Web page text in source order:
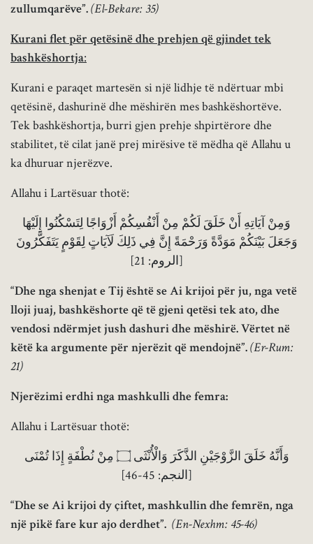
zullumqarëve”.(El-Bekare: 35)
Kurani flet për qetësinë dhe prehjen që gjindet tek
bashkëshortja:
Kurani e paraqet martesën si një lidhje të ndërtuar mbi
qetësinë, dashurinë dhe mëshirën mes bashkëshortëve.
Tek bashkëshortja, burri gjen prehje shpirtërore dhe
stabilitet, të cilat janë prej mirësive të mëdha që Allahu u
ka dhuruar njerëzve.
Allahu i Lartësuar thotë:
وَمِنْ آيَاتِهِ أَنْ خَلَقَ لَكُمْ مِنْ أَنْفُسِكُمْ أَزْوَاجًا لِتَسْكُنُوا إِلَيْهَا
وَجَعَلَ بَيْنَكُمْ مَوَدَّةً وَرَحْمَةً إِنَّ فِي ذَلِكَ لَآيَاتٍ لِقَوْمٍ يَتَفَكَّرُونَ
[الروم: 21]
“Dhe nga shenjat e Tij është se Ai krijoi për ju, nga vetë
lloji juaj, bashkëshorte që të gjeni qetësi tek ato, dhe
vendosi ndërmjet jush dashuri dhe mëshirë. Vërtet në
këtë ka argumente për njerëzit që mendojnë”.(Er-Rum:
21)
Njerëzimi erdhi nga mashkulli dhe femra:
Allahu i Lartësuar thotë:
وَأَنَّهُ خَلَقَ الزَّوْجَيْنِ الذَّكَرَ وَالْأُنْثَى ۝ مِنْ نُطْفَةٍ إِذَا تُمْنَى
[النجم: 45-46]
“Dhe se Ai krijoi dy çiftet, mashkullin dhe femrën, nga
një pikë fare kur ajo derdhet”. (En-Nexhm: 45-46)